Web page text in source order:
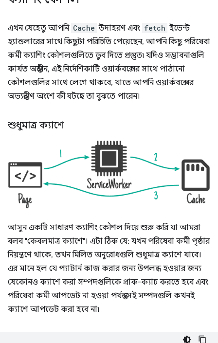
এখন যেহেতু আপনি Cache উদাহরণ এবং fetch ইভেন্ট
হ্যান্ডলারের সাথে কিছুটা পরিচিতি পেয়েছেন, আপনি কিছু পরিষেবা
কর্মী ক্যাশিং কৌশলগুলিতে ডুব দিতে প্রস্তুত৷ যদিও সম্ভাবনাগুলি
কার্যত অন্তহীন, এই নির্দেশিকাটি ওয়ার্কবক্সের সাথে পাঠানো
কৌশলগুলির সাথে লেগে থাকবে, যাতে আপনি ওয়ার্কবক্সের
অভ্যন্তরীণ অংশে কী ঘটছে তা বুঝতে পারেন।
শুধুমাত্র ক্যাশে
আসুন একটি সাধারণ ক্যাশিং কৌশল দিয়ে শুরু করি যা আমরা
বলব "কেবলমাত্র ক্যাশে"। এটা ঠিক যে: যখন পরিষেবা কর্মী পৃষ্ঠার
নিয়ন্ত্রণে থাকে, তখন মিলিত অনুরোধগুলি শুধুমাত্র ক্যাশে যাবে।
এর মানে হল যে প্যাটার্ন কাজ করার জন্য উপলব্ধ হওয়ার জন্য
যেকোনও ক্যাশে করা সম্পদগুলিকে প্রাক-ক্যাচ করতে হবে এবং
পরিষেবা কর্মী আপডেট না হওয়া পর্যন্ত সেই সম্পদগুলি কখনই
ক্যাশে আপডেট করা হবে না৷